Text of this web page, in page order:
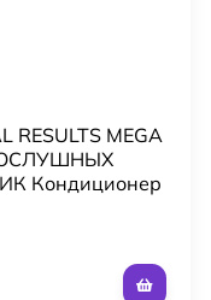
MEGA
Кондиционер